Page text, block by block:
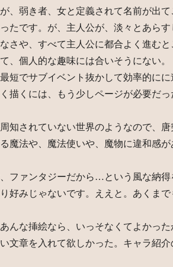
、弱き者、女と定義されて名前が出
たです。が、主人公が、淡々とあら
さや、すべて主人公に都合よく進む
、個人的な趣味には合いそうにない。
短でサブイベント抜かして効率的に
描くには、もう少しページが必要だ
知されていない世界のようなので、唐
魔法や、魔法使いや、魔物に違和感
ファンタジーだから…という風な納得
好みじゃないです。ええと。あくま
んな挿絵なら、いっそなくてよかっ
文章を入れて欲しかった。キャラ紹